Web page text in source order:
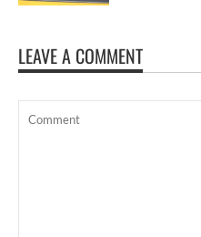
LEAVE A COMMENT